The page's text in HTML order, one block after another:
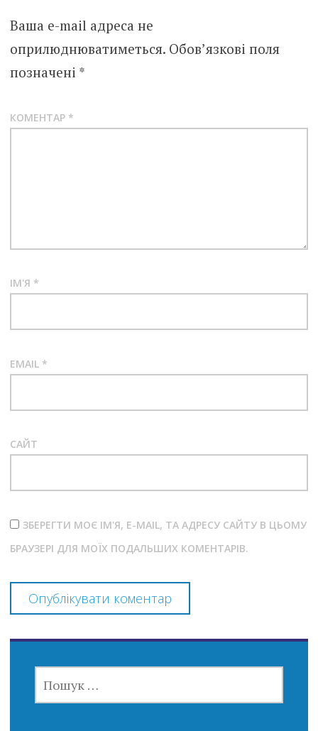
Ваша e-mail адреса не
оприлюднюватиметься. Обов’язкові поля
позначені *
КОМЕНТАР *
ІМ'Я *
EMAIL *
САЙТ
ЗБЕРЕГТИ МОЄ ІМ'Я, E-MAIL, ТА АДРЕСУ САЙТУ В ЦЬОМУ
БРАУЗЕРІ ДЛЯ МОЇХ ПОДАЛЬШИХ КОМЕНТАРІВ.